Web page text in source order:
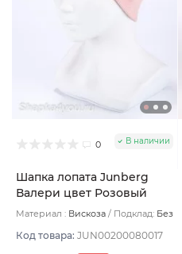
0 В наличии
Шапка лопата Junberg
Валери цвет Розовый
пудровый
Материал : Вискоза Подклад: Без
Код товара: JUN00200080017